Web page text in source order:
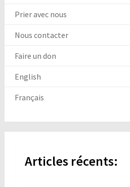
Prier avec nous
Nous contacter
Faire un don
English
Français
Articles récents: